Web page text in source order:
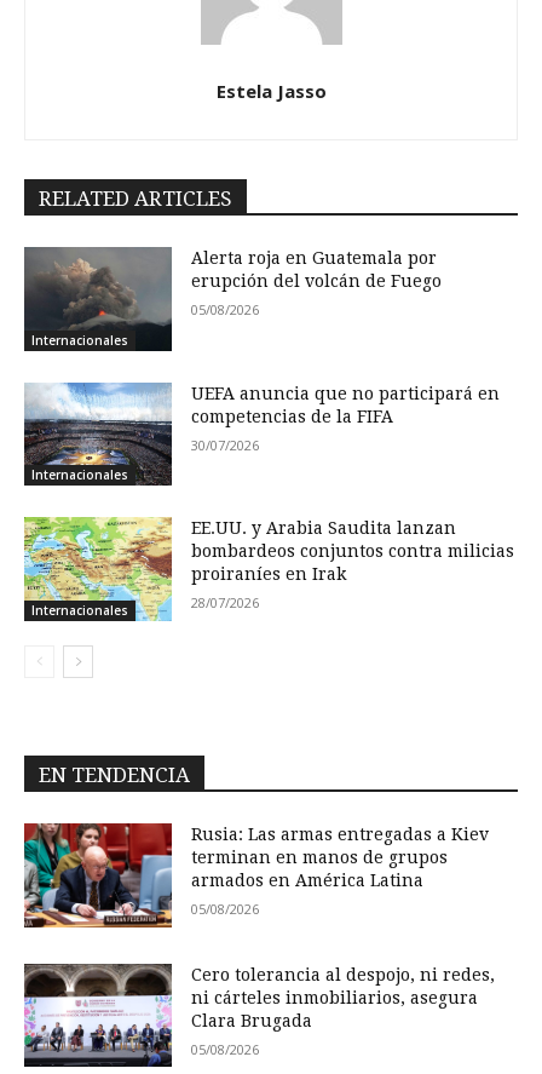
Estela Jasso
RELATED ARTICLES
Internacionales
Alerta roja en Guatemala por
erupción del volcán de Fuego
05/08/2026
Internacionales
UEFA anuncia que no participará en
competencias de la FIFA
30/07/2026
Internacionales
EE.UU. y Arabia Saudita lanzan
bombardeos conjuntos contra milicias
proiraníes en Irak
28/07/2026
EN TENDENCIA
Rusia: Las armas entregadas a Kiev
terminan en manos de grupos
armados en América Latina
05/08/2026
Cero tolerancia al despojo, ni redes,
ni cárteles inmobiliarios, asegura
Clara Brugada
05/08/2026